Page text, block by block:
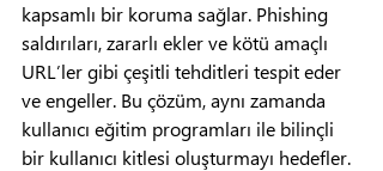
kapsamlı bir koruma sağlar. Phishing
saldırıları, zararlı ekler ve kötü amaçlı
URL’ler gibi çeşitli tehditleri tespit eder
ve engeller. Bu çözüm, aynı zamanda
kullanıcı eğitim programları ile bilinçli
bir kullanıcı kitlesi oluşturmayı hedefler.